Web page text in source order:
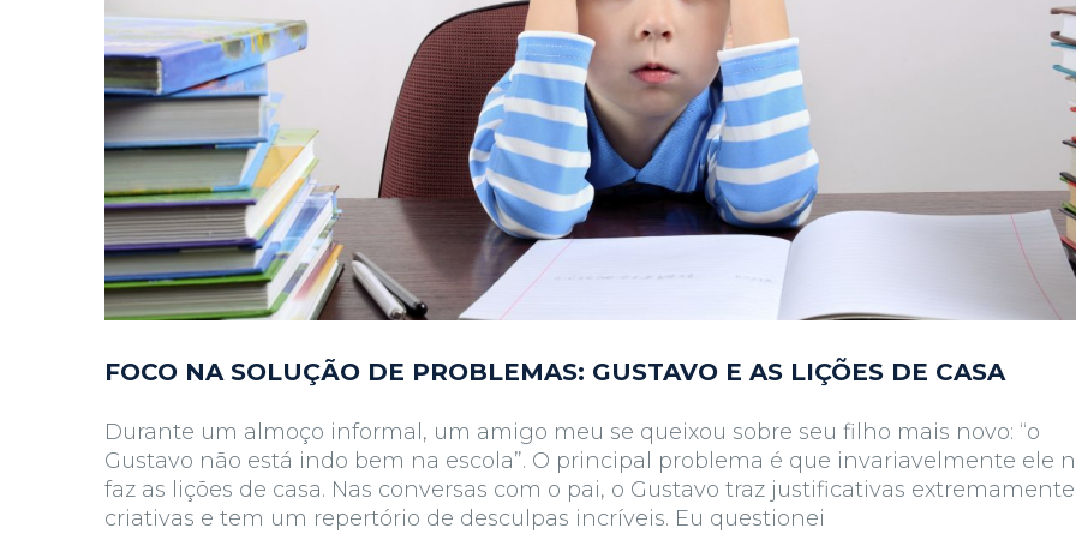
FOCO NA SOLUÇÃO DE PROBLEMAS: GUSTAVO E AS LIÇÕES DE CASA
Durante um almoço informal, um amigo meu se queixou sobre seu filho mais novo: “o
Gustavo não está indo bem na escola”. O principal problema é que invariavelmente ele
faz as lições de casa. Nas conversas com o pai, o Gustavo traz justificativas extremamente
criativas e tem um repertório de desculpas incríveis. Eu questionei